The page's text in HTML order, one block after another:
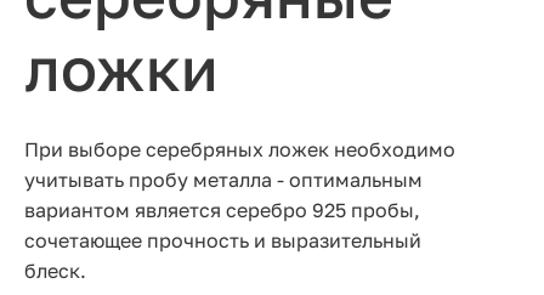
ложки
При выборе серебряных ложек необходимо
учитывать пробу металла - оптимальным
вариантом является серебро 925 пробы,
сочетающее прочность и выразительный
блеск.